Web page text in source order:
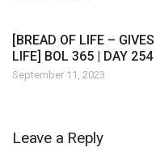
[BREAD OF LIFE – GIVES
LIFE] BOL 365 | DAY 254
September 11, 2023
Leave a Reply